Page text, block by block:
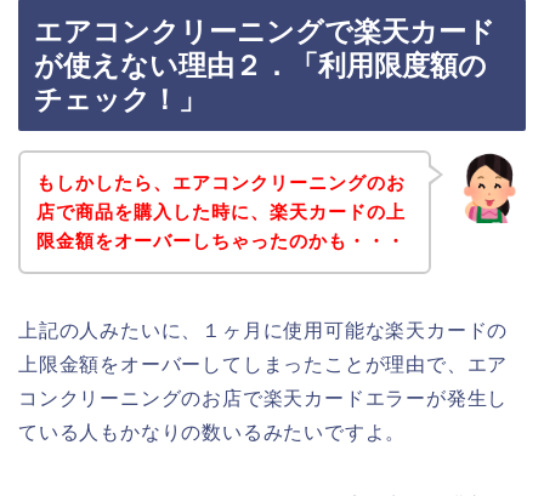
エアコンクリーニングで楽天カード
が使えない理由２．「利用限度額の
チェック！」
もしかしたら、エアコンクリーニングのお
店で商品を購入した時に、楽天カードの上
限金額をオーバーしちゃったのかも・・・
上記の人みたいに、１ヶ月に使用可能な楽天カードの
上限金額をオーバーしてしまったことが理由で、エア
コンクリーニングのお店で楽天カードエラーが発生し
ている人もかなりの数いるみたいですよ。